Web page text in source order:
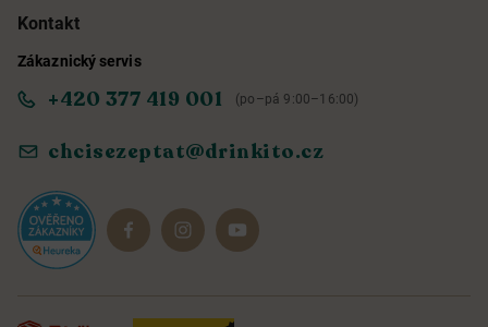
Obchodní podmínky
Reklamace a vrácení
O nás
Informace o přístupnosti služby
Dárkové sady
Kontakt
Zákaznický servis
+420 377 419 001 (po–pá 9:00–16:00)
chcisezeptat@drinkito.cz